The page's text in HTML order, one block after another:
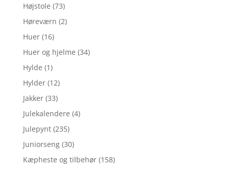
Højstole (73)
Høreværn (2)
Huer (16)
Huer og hjelme (34)
Hylde (1)
Hylder (12)
Jakker (33)
Julekalendere (4)
Julepynt (235)
Juniorseng (30)
Kæpheste og tilbehør (158)